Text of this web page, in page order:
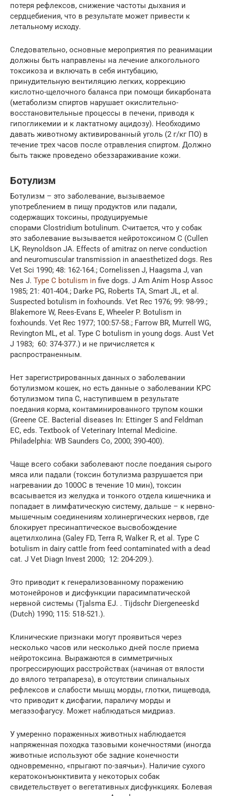
потеря рефлексов, снижение частоты дыхания и
сердцебиения, что в результате может привести к
летальному исходу.
Следовательно, основные мероприятия по реанимации
должны быть направлены на лечение алкогольного
токсикоза и включать в себя интубацию,
принудительную вентиляцию легких, коррекцию
кислотно-щелочного баланса при помощи бикарбоната
(метаболизм спиртов нарушает окислительно-
восстановительные процессы в печени, приводя к
гипогликемии и к лактатному ацидозу). Необходимо
давать животному активированный уголь (2 г/кг ПО) в
течение трех часов после отравления спиртом. Должно
быть также проведено обеззараживание кожи.
Ботулизм
Ботулизм – это заболевание, вызываемое
употреблением в пищу продуктов или падали,
содержащих токсины, продуцируемые
спорами Clostridium botulinum. Считается, что у собак
это заболевание вызывается нейротоксином С (Cullen
LK, Reynoldson JA. Effects of amitraz on nerve conduction
and neuromuscular transmission in anaesthetized dogs. Res
Vet Sci 1990; 48: 162-164.; Cornelissen J, Haagsma J, van
Nes J. Type C botulism in five dogs. J Am Anim Hosp Assoc
1985; 21: 401-404.; Darke PG, Roberts TA, Smart JL, et al.
Suspected botulism in foxhounds. Vet Rec 1976; 99: 98-99.;
Blakemore W, Rees-Evans E, Wheeler P. Botulism in
foxhounds. Vet Rec 1977; 100:57-58.; Farrow BR, Murrell WG,
Revington ML, et al. Type C botulism in young dogs. Aust Vet
J 1983; 60: 374-377.) и не причисляется к
распространенным.
Нет зарегистрированных данных о заболевании
ботулизмом кошек, но есть данные о заболевании КРС
ботулизмом типа С, наступившем в результате
поедания корма, контаминированного трупом кошки
(Greene CE. Bacterial diseases In: Ettinger S and Feldman
EC, eds. Textbook of Veterinary Internal Medicine.
Philadelphia: WB Saunders Co, 2000; 390-400).
Чаще всего собаки заболевают после поедания сырого
мяса или падали (токсин ботулизма разрушается при
нагревании до 100ОС в течение 10 мин), токсин
всасывается из желудка и тонкого отдела кишечника и
попадает в лимфатическую систему, дальше – к нервно-
мышечным соединениям холинергических нервов, где
блокирует пресинаптическое высвобождение
ацетилхолина (Galey FD, Terra R, Walker R, et al. Type C
botulism in dairy cattle from feed contaminated with a dead
cat. J Vet Diagn Invest 2000; 12: 204-209.).
Это приводит к генерализованному поражению
мотонейронов и дисфункции парасимпатической
нервной системы (Tjalsma EJ. . Tijdschr Diergeneeskd
(Dutch) 1990; 115: 518-521.).
Клинические признаки могут проявиться через
несколько часов или несколько дней после приема
нейротоксина. Выражаются в симметричных
прогрессирующих расстройствах (начиная от вялости
до вялого тетрапареза), в отсутствии спинальных
рефлексов и слабости мышц морды, глотки, пищевода,
что приводит к дисфагии, параличу морды и
мегаэзофагусу. Может наблюдаться мидриаз.
У умеренно пораженных животных наблюдается
напряженная походка тазовыми конечностями (иногда
животные используют обе задние конечности
одновременно, «прыгают по-заячьи»). Наличие сухого
кератоконъюнктивита у некоторых собак
свидетельствует о вегетативных дисфункциях. Болевая